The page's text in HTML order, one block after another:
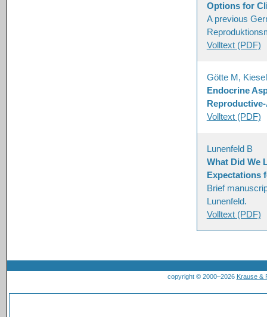
Options for
A previous
Volltext (PDF)
Götte M,
Endocrine
Volltext (PDF)
Lunenfeld B
What Did We
Expectations
Brief
Lunenfeld.
Volltext (PDF)
copyright © 2000–2026 Krause &